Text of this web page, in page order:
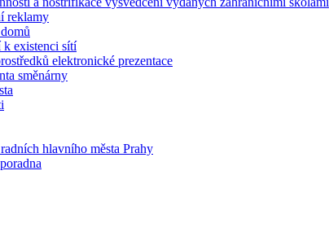
reklamy
k existenci sítí
elektronické prezentace
směnárny
hlavního města Prahy